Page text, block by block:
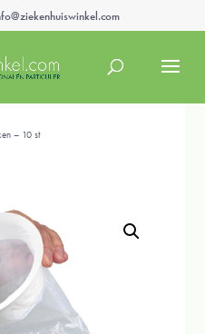
– 10 st